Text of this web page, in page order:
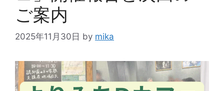
ご案内
2025年11月30日 by mika